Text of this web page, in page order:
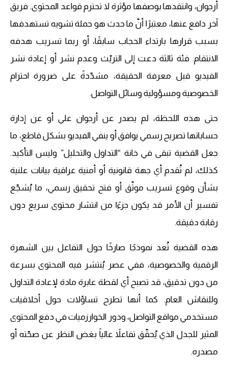
أرجوان، وانتقدها بوصفها مؤثرة لا تحترم قواعد المحتوى. فريق
آخر دافع عنها، معتبرًا أنّ ما حدث هو حملة تشويه تستهدفها
بسبب قرارها بارتداء الحجاب سابقًا، أو ربما تسريب هدفه
الانتقام. فئة ثالثة دعت إلى التريّث وعدم نشر أو إعادة نشر
الفيديو قبل معرفة الحقيقة، مشدّدةً على ضرورة احترام
الخصوصية ومسؤولية وسائل التواصل.
حتى هذه اللحظة، لم يصدر عن أرجوان علي أو عن إدارة
حساباتها تصريح رسمي يوافق أو ينفي الفيديو بشكل قاطع، ما
جعل القضية تبقى في خانة “التداول والتحليل” وليس التأكيد.
كذلك، لم تُقدم أي جهة قانونية أو أمنية عراقية بيانات علنية
بشأن وقوع تسريب موثّق أو فتح تحقيق رسمي، ما يُشجّع
تفسير أن الأمر قد يكون جزءًا من انتشار محتوى سريع دون
رقابة دقيقة.
هذه القضية تُعد نموذجًا صارخًا حول التفاعل بين الشهرة
الرقمية والخصوصية، ففي عصر يُنتشر فيه المحتوى بسرعة
من دون تدقيق، قد تصبح أي لقطة عابرة مادة لإعادة التداول
وللنقاش العام. كما أنها تطرح تساؤلات حول أخلاقيات
مستخدمي مواقع التواصل، ودور الخوارزميات في دفع المحتوى
المثير للجدل الذي يُحقّق تفاعلاً عالياً بغض النظر عن صحّته أو
مصدره.